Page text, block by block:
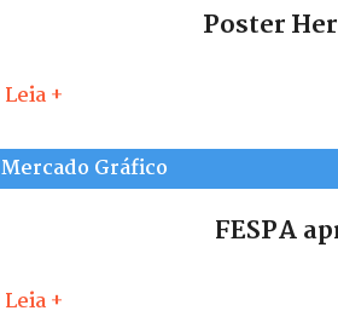
Poster
Leia +
Mercado Gráfico
FESPA
Leia +